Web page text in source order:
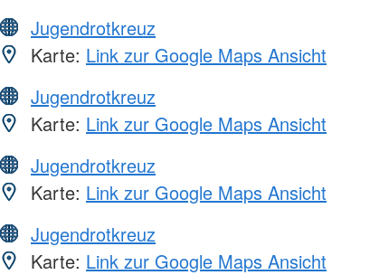
Jugendrotkreuz
Karte: Link zur Google Maps Ansicht
Jugendrotkreuz
Karte: Link zur Google Maps Ansicht
Jugendrotkreuz
Karte: Link zur Google Maps Ansicht
Jugendrotkreuz
Karte: Link zur Google Maps Ansicht